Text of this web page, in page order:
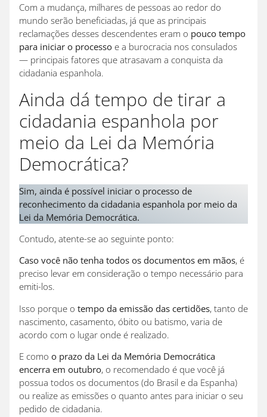
Com a mudança, milhares de pessoas ao redor do
mundo serão beneficiadas, já que as principais
reclamações desses descendentes eram o pouco tempo
para iniciar o processo e a burocracia nos consulados
— principais fatores que atrasavam a conquista da
cidadania espanhola.
Ainda dá tempo de tirar a
cidadania espanhola por
meio da Lei da Memória
Democrática?
Sim, ainda é possível iniciar o processo de
reconhecimento da cidadania espanhola por meio da
Lei da Memória Democrática.
Contudo, atente-se ao seguinte ponto:
Caso você não tenha todos os documentos em mãos, é
preciso levar em consideração o tempo necessário para
emiti-los.
Isso porque o tempo da emissão das certidões, tanto de
nascimento, casamento, óbito ou batismo, varia de
acordo com o lugar onde é realizado.
E como o prazo da Lei da Memória Democrática
encerra em outubro, o recomendado é que você já
possua todos os documentos (do Brasil e da Espanha)
ou realize as emissões o quanto antes para iniciar o seu
pedido de cidadania.